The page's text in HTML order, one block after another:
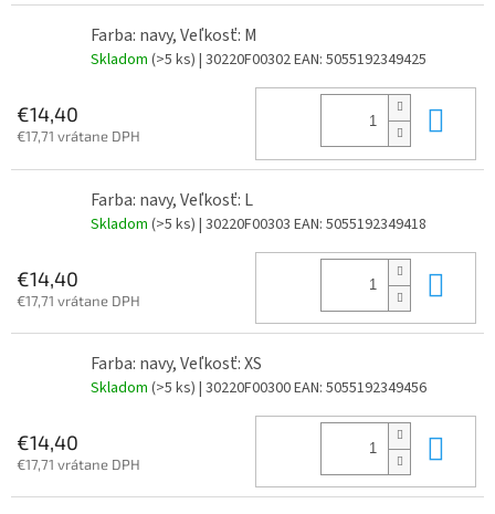
Farba: navy, Veľkosť: M
Skladom (>5 ks) | 30220F00302EAN: 5055192349425
€14,40
€17,71 vrátane DPH
Farba: navy, Veľkosť: L
Skladom (>5 ks) | 30220F00303 EAN: 5055192349418
€14,40
€17,71 vrátane DPH
Farba: navy, Veľkosť: XS
Skladom (>5 ks) | 30220F00300EAN: 5055192349456
€14,40
€17,71 vrátane DPH